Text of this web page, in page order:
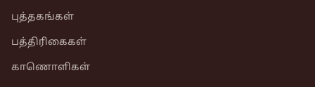
புத்தகங்கள்
பத்திரிகைகள்
காணொளிகள்